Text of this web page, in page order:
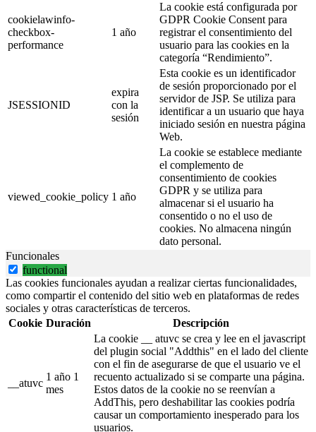
cookielawinfo-
checkbox-
performance
1 año
La cookie está configurada por
GDPR Cookie Consent para
registrar el consentimiento del
usuario para las cookies en la
categoría “Rendimiento”.
JSESSIONID
expira
con la
sesión
Esta cookie es un identificador
de sesión proporcionado por el
servidor de JSP. Se utiliza para
identificar a un usuario que haya
iniciado sesión en nuestra página
Web.
viewed_cookie_policy 1 año
La cookie se establece mediante
el complemento de
consentimiento de cookies
GDPR y se utiliza para
almacenar si el usuario ha
consentido o no el uso de
cookies. No almacena ningún
dato personal.
Funcionales
functional
Las cookies funcionales ayudan a realizar ciertas funcionalidades,
como compartir el contenido del sitio web en plataformas de redes
sociales y otras características de terceros.
Cookie Duración Descripción
__atuvc
1 año 1
mes
La cookie __ atuvc se crea y lee en el javascript
del plugin social "Addthis" en el lado del cliente
con el fin de asegurarse de que el usuario ve el
recuento actualizado si se comparte una página.
Estos datos de la cookie no se reenvían a
AddThis, pero deshabilitar las cookies podría
causar un comportamiento inesperado para los
usuarios.